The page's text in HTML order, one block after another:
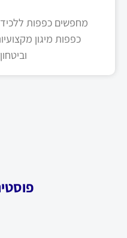
מחפשים כפפות
כפפות מיגון